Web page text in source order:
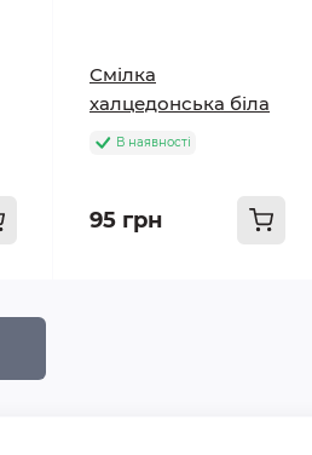
Смілка
халцедонська біла
В наявності
95 грн